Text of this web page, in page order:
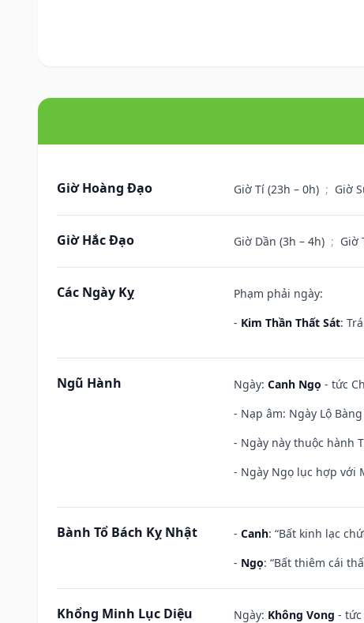
Giờ Hoàng Đạo Giờ Tí (23h – 0h) ; Giờ
Giờ Hắc Đạo Giờ Dần (3h – 4h) ; Giờ
Các Ngày Kỵ
Phạm phải ngày:
- Kim Thần Thất Sát:
Ngũ Hành Ngày: Canh Ngọ - tức
- Nạp âm: Ngày Lộ
- Ngày này thuộc hành
- Ngày Ngọ lục hợp với
Bành Tổ Bách Kỵ Nhật - Canh: “Bất kinh lạc
- Ngọ: “Bất thiêm cái
Khổng Minh Lục Diệu Ngày: Không Vong - tức